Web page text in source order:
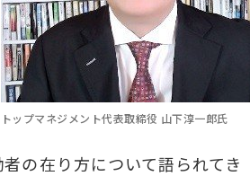
トップマネジメント代表取締役 山下淳一郎氏
の在り方について語られてき